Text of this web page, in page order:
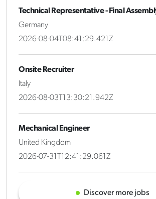
Technical Representative - Final
Germany
2026-08-04T08:41:29.421Z
Onsite Recruiter
Italy
2026-08-03T13:30:21.942Z
Mechanical Engineer
United Kingdom
2026-07-31T12:41:29.061Z
Discover more jobs